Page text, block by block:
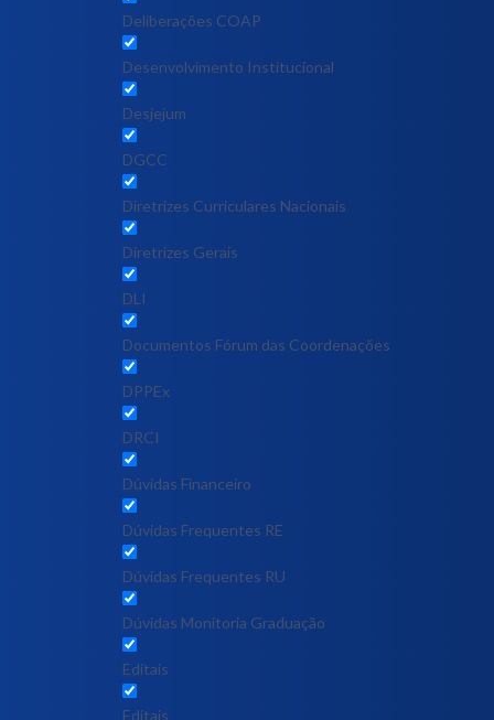
Deliberações COAP
Desenvolvimento Institucional
Desjejum
DGCC
Diretrizes Curriculares Nacionais
Diretrizes Gerais
DLI
Documentos Fórum das Coordenações
DPPEx
DRCI
Dúvidas Financeiro
Dúvidas Frequentes RE
Dúvidas Frequentes RU
Dúvidas Monitoria Graduação
Editais
Editais